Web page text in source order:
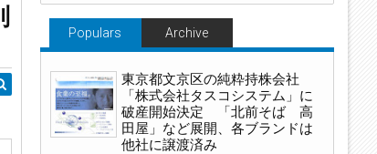
Populars Archive
東京都文京区の純粋持株会社
「株式会社タスコシステム」に
破産開始決定 「北前そば 高
田屋」など展開、各ブランドは
他社に譲渡済み